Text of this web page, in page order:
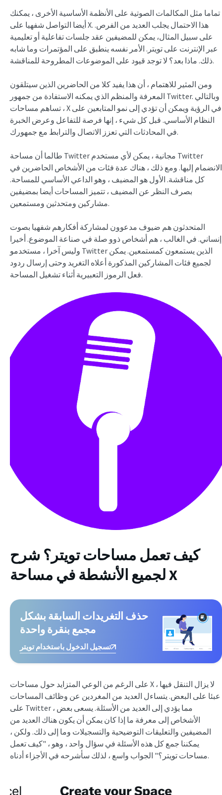
تماما مثل المكالمات الصوتية على الأنظمة الأساسية الأخرى ، يمكنك
أيضا التواصل شفهيا على X. هذا الاحتمال يجلب العديد من الفرص.
على سبيل المثال، يمكن للمضيفين عقد جلسات تفاعلية أو تعليمية
عبر الإنترنت على تويتر. الأمر نفسه ينطبق على المؤتمرات وما شابه
ذلك. ماذا بعد؟ لا توجد قيود على الموضوعات المطروحة للمناقشة.
ومن المثير للاهتمام ، أن هذا يفيد كلا من الحاضرين الذين سيتلقون
المعرفة والمنظم الذي يمكنه الاستفادة من جمهور Twitter. وبالتالي
، تساهم مساحات X في الرؤية ويمكن أن تؤدي إلى نمو المتابعين على
النظام الأساسي. قبل كل شيء ، إنها فرصة للتفاعل وعرض الخبرة
في المحادثات التي تعزز الاتصال والترابط مع جمهورك.
طالما أن مساحة Twitter مجانية ، يمكن لأي مستخدم Twitter
الانضمام إليها. ومع ذلك ، هناك عدة فئات من الأشخاص الحاضرين في
كل مناقشة. الأول هو المضيف ، وهو الداعي الأساسي للمساحة.
بصرف النظر عن المضيف ، تتميز المساحات أيضا بمضيفين
مشاركين ومتحدثين ومستمعين.
المتحدثون هم ضيوف مدعوون لمشاركة أفكارهم شفهيا بصوت
إنساني. في الغالب ، هم أشخاص ذوو صلة في صناعة الموضوع. أخيرا
وليس آخرا ، مستخدمو Twitter الذين يستمعون كمستمعين. يمكن
لجميع فئات المشاركين المذكورة أعلاه التغريد وحتى إرسال ردود
فعل الرموز التعبيرية أثناء تشغيل المساحة.
كيف تعمل مساحات تويتر؟ شرح
لجميع الأنشطة في مساحة X
حذف التغريدات السابقة بشكل
مجمع بنقرة واحدة
تسجيل الدخول باستخدام تويتر
على الرغم من الوعي المتزايد حول مساحات X ، لا يزال التنقل فيها
عبئا على البعض. يتساءل العديد من المغردين عن وظائف المساحات
على Twitter ، مما يؤدي إلى العديد من الأسئلة. يسعى بعض
الأشخاص إلى معرفة ما إذا كان يمكن أن يكون هناك العديد من
المضيفين والتعليقات التوضيحية والتسجيلات وما إلى ذلك. ولكن ،
يمكننا جمع كل هذه الأسئلة في سؤال واحد ، وهو ، "كيف تعمل
مساحات تويتر؟" الجواب واسع ، لذلك سأشرحه في الأجزاء أدناه.